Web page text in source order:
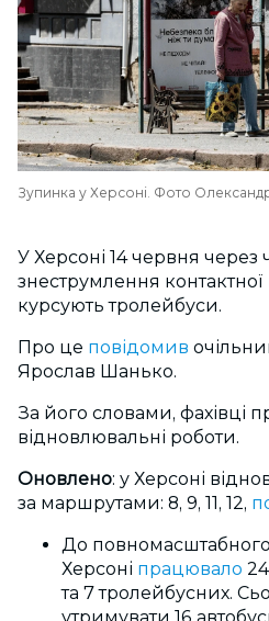
Зупинка у Херсоні. Фото
У Херсоні 14 червня через
знеструмлення
курсують тролейбуси.
Про це повідомив
Ярослав Шанько.
За його словами, фахівці
відновлювальні роботи.
Оновлено: у Херсоні
за маршрутами: 8, 9, 11, 12,
До
Херсоні працювало
та 7 тролейбусних.